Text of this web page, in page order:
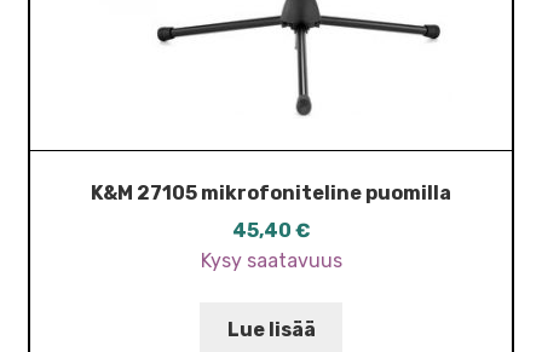
K&M 27105 mikrofoniteline puomilla
45,40 €
Kysy saatavuus
Lue lisää